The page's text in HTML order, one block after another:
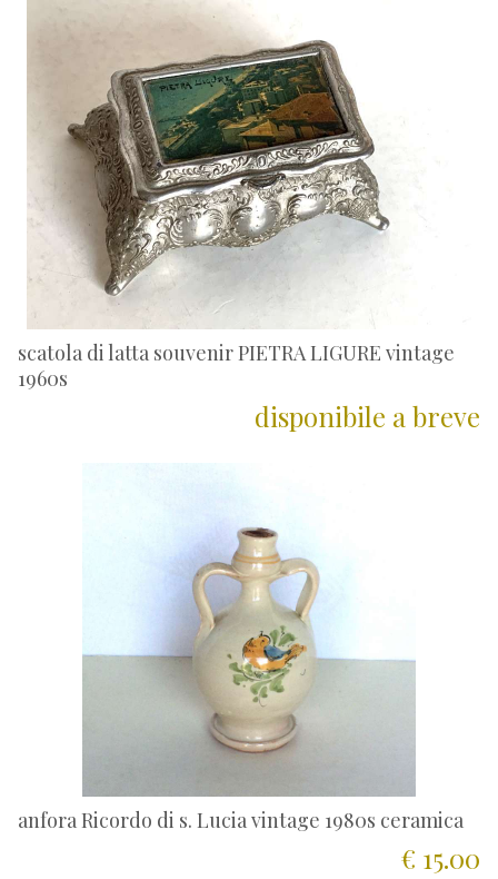
scatola di latta souvenir PIETRA LIGURE vintage
1960s
disponibile a breve
anfora Ricordo di s. Lucia vintage 1980s ceramica
€ 15.00